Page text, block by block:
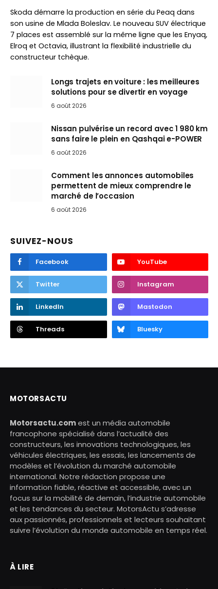
Skoda démarre la production en série du Peaq dans
son usine de Mlada Boleslav. Le nouveau SUV électrique
7 places est assemblé sur la même ligne que les Enyaq,
Elroq et Octavia, illustrant la flexibilité industrielle du
constructeur tchèque.
Longs trajets en voiture : les meilleures
solutions pour se divertir en voyage
6 août 2026
Nissan pulvérise un record avec 1 980 km
sans faire le plein en Qashqai e-POWER
6 août 2026
Comment les annonces automobiles
permettent de mieux comprendre le
marché de l’occasion
6 août 2026
SUIVEZ-NOUS
Facebook YouTube
Twitter Instagram
LinkedIn Mastodon
Threads Bluesky
MOTORSACTU
Motorsactu.comest un média automobile
francophone spécialisé dans l’actualité des
constructeurs, les innovations technologiques, les
véhicules électriques, les essais, les lancements de
modèles et l’évolution du marché automobile
international. Notre rédaction propose une
information fiable, réactive et accessible, avec un
focus sur la mobilité de demain, l’industrie automobile
et les tendances du secteur. MotorsActu s’adresse
aux passionnés, professionnels et lecteurs souhaitant
suivre l’évolution du monde automobile en temps réel.
À LIRE